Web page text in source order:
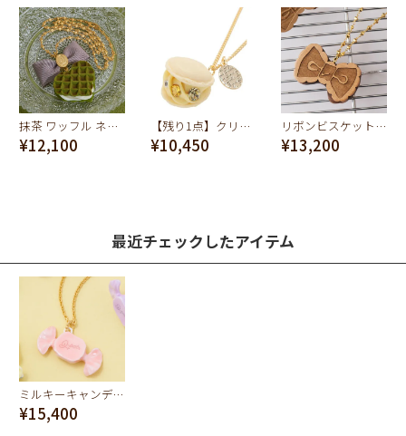
抹茶 ワッフル ネックレス
¥12,100
【残り1点】クリーミーレモンマカロンネックレス
¥10,450
リボンビスケットネックレス
¥13,200
最近チェックしたアイテム
ミルキーキャンディー ネックレス(オレンジ)
¥15,400